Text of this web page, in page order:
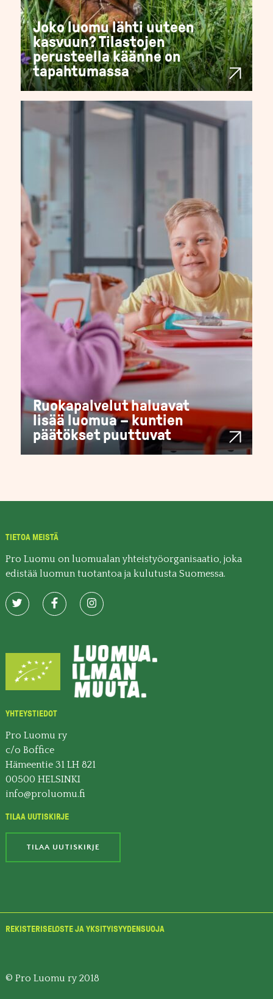
Joko luomu lähti uuteen
kasvuun? Tilastojen
perusteella käänne on
tapahtumassa
Ruokapalvelut haluavat
lisää luomua – kuntien
päätökset puuttuvat
TIETOA MEISTÄ
Pro Luomu on luomualan yhteistyöorganisaatio, joka
edistää luomun tuotantoa ja kulutusta Suomessa.
YHTEYSTIEDOT
Pro Luomu ry
c/o Boffice
Hämeentie 31 LH 821
00500 HELSINKI
info@proluomu.fi
TILAA UUTISKIRJE
TILAA UUTISKIRJE
REKISTERISELOSTE JA YKSITYISYYDENSUOJA
© Pro Luomu ry 2018